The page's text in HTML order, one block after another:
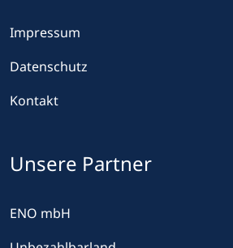
Impressum
Datenschutz
Kontakt
Unsere Partner
ENO mbH